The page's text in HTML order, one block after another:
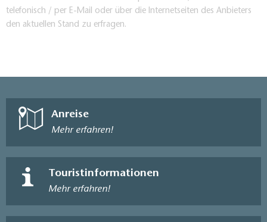
telefonisch / per E-Mail oder über die Internetseiten des Anbieters
den aktuellen Stand zu erfragen.
Anreise
Mehr erfahren!
Touristinformationen
Mehr erfahren!